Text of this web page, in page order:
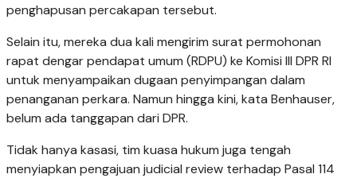
penghapusan percakapan tersebut.
Selain itu, mereka dua kali mengirim surat permohonan
rapat dengar pendapat umum (RDPU) ke Komisi III DPR RI
untuk menyampaikan dugaan penyimpangan dalam
penanganan perkara. Namun hingga kini, kata Benhauser,
belum ada tanggapan dari DPR.
Tidak hanya kasasi, tim kuasa hukum juga tengah
menyiapkan pengajuan judicial review terhadap Pasal 114